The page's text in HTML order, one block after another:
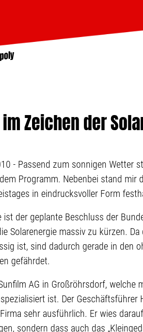
Zeichen der
- Passend zum sonnigen Wetter
Programm. Nebenbei stand mir
in eindrucksvoller Form
ist der geplante Beschluss der
Solarenergie massiv zu kürzen.
ist, sind dadurch gerade in den
gefährdet.
AG in Großröhrsdorf, welche
ist. Der Geschäftsführer
sehr ausführlich. Er wies
sondern dass auch das